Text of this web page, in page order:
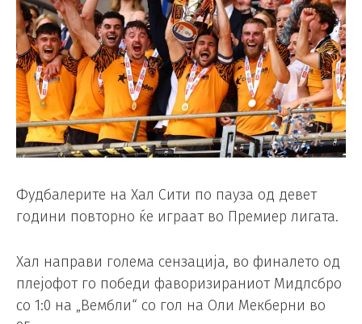
Фудбалерите на Хал Сити по пауза од девет
години повторно ќе играат во Премиер лигата.
Хал направи голема сензација, во финалето од
плејофот го победи фаворизираниот Мидлсбро
со 1:0 на „Вембли“ со гол на Оли Мекберни во